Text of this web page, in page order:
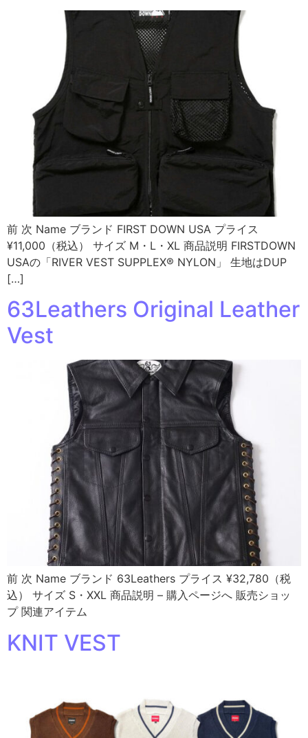
前 次 Name ブランド FIRST DOWN USA プライス
¥11,000（税込） サイズ M・L・XL 商品説明 FIRSTDOWN
USAの「RIVER VEST SUPPLEX® NYLON」 生地はDUP
[…]
63Leathers Original Leather
Vest
前 次 Name ブランド 63Leathers プライス ¥32,780（税
込） サイズ S・XXL 商品説明 – 購入ページへ 販売ショッ
プ 関連アイテム
KNIT VEST